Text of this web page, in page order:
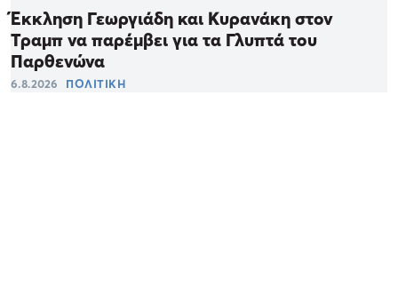
Έκκληση Γεωργιάδη και Κυρανάκη στον
Τραμπ να παρέμβει για τα Γλυπτά του
Παρθενώνα
6.8.2026 ΠΟΛΙΤΙΚΗ